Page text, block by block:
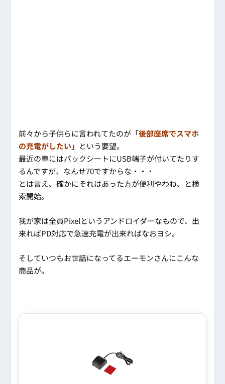
前々から子供らに言われてたのが「後部座席でスマホ
の充電がしたい 」という要望。
最近の車にはバックシートにUSB端子が付いてたりす
るんですが、なんせ70ですからな・・・
とは言え、確かにそれはあった方が便利やわね、と検
索開始。
我が家は全員Pixelというアンドロイダーなもので、出
来ればPD対応で急速充電が出来ればなおヨシ。
そしていつもお世話になってるエーモンさんにこんな
商品が。